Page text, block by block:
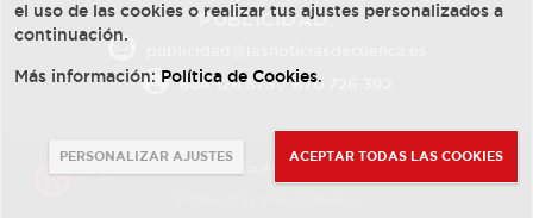
PUBLICIDAD:
684 126 573/670 726 392
el uso de las cookies o realizar tus ajustes personalizados a
continuación.
Más información: Política de Cookies.
PERSONALIZAR AJUSTES ACEPTAR TODAS LAS COOKIES